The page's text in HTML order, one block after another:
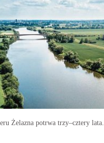
Żelazna potrwa trzy–cztery lata.